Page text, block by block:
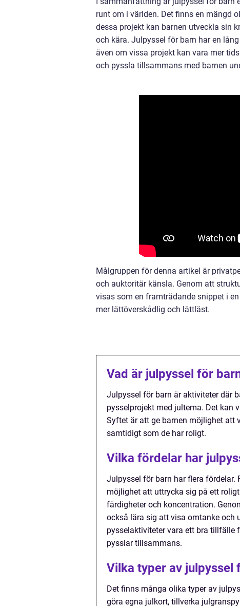
runt om i världen. Det finns en mängd
dessa projekt kan barnen utveckla sin
och kära. Julpyssel för barn har en
även om vissa projekt kan vara mer
och pyssla tillsammans med barnen
Målgruppen för denna artikel är
och auktoritär känsla. Genom att
visas som en framträdande snippet i
mer lättöverskådlig och lättläst.
Vad är julpyssel för
Julpyssel för barn är aktiviteter där
pysselprojekt med jultema. Det
Syftet är att ge barnen möjlighet att
samtidigt som de har roligt.
Vilka fördelar har
Julpyssel för barn har flera fördelar.
möjlighet att uttrycka sig på ett
färdigheter och koncentration.
också lära sig att visa omtanke och
pysselaktiviteter vara ett bra tillfälle
pysslar tillsammans.
Vilka typer av julpyssel
Det finns många olika typer av
göra egna julkort, tillverka